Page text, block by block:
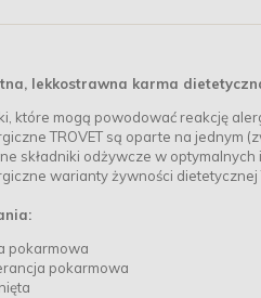
lekkostrawna karma
które mogą powodować reakcję
TROVET są oparte na jednym
składniki odżywcze w
warianty żywności dietetycznej
pokarmowa
pokarmowa